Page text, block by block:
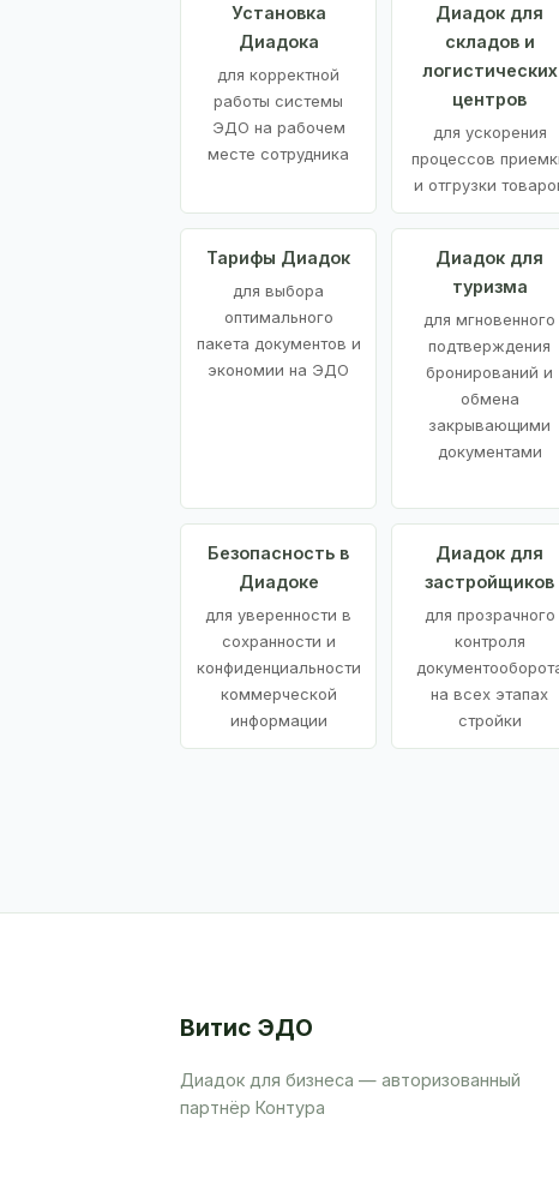
Установка
Диадока
для корректной
работы системы
ЭДО на рабочем
месте сотрудника
Диадок для
складов и
логистических
центров
для ускорения
процессов
и отгрузки
Тарифы Диадок
для выбора
оптимального
пакета документов и
экономии на ЭДО
Диадок для
туризма
для мгновенного
подтверждения
бронирований и
обмена
закрывающими
документами
Безопасность в
Диадоке
для уверенности в
сохранности и
конфиденциальности
коммерческой
информации
Диадок для
застройщиков
для прозрачного
контроля
на всех этапах
стройки
Витис ЭДО
Диадок для бизнеса — авторизованный
партнёр Контура